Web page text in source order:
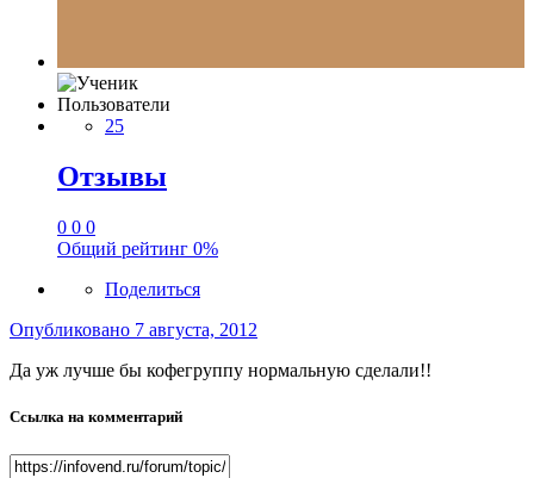
Пользователи
25
Отзывы
0 0 0
Общий рейтинг 0%
Поделиться
Опубликовано 7 августа, 2012
Да уж лучше бы кофегруппу нормальную сделали!!
Ссылка на комментарий